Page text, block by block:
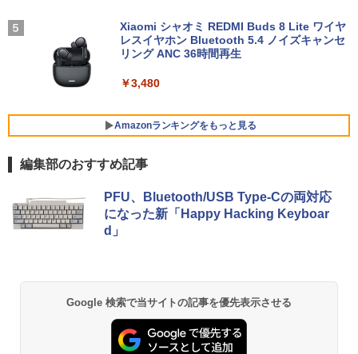
ore i5 第7世代 メモリ 8GB SSD 256GB
｜店長厳選 Lenovo ThinkPad 15.6型 Bl
uetooth Wi-Fi 無線｜中古 パソコン 中古
付き｜楽天1位 三冠獲得｜豪華特典付き
古ノートパソコン Windows11 office付
き｜15.6型 テンキー付き｜ノートパソコ
ンWindows11 第8世代｜ノートパソコン
僻地で無双する〜幻となった種族の美少
女たちを育てて辺境を開拓〜（コミッ
ク） ： 5 【電子書籍】[ 咲宮まふ ]
￥792
Xiaomi シャオミ REDMI Buds 8 Lite ワイヤ
レスイヤホン Bluetooth 5.4 ノイズキャンセ
リング ANC 36時間再生
￥3,480
Amazonランキングをもっと見る
BRUCE WAYNE feat. Flo Milli, ATL Jacob
[Explicit]
[Explicit]
￥250
by Amazon 天然水 ラベルレス 500ml ×24本
富士山の天然水 バナジウム含有 水 ミネラル
ウォーター ペットボトル 静岡県産 500ミリリ
【Amazon.co.jp限定】 い・ろ・は・す 2L P
ET ラベルレス ×8本
￥1,112
薬屋のひとりごと 17巻 (デジタル版ビッグガ
ンガンコミックス)
エース)
￥832
編集部のおすすめ記事
PFU、Bluetooth/USB Type-Cの両対応
になった新「Happy Hacking Keyboar
d」
Google 検索で当サイトの記事を優先表示させる